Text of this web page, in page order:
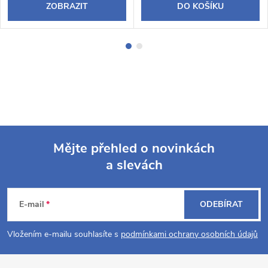
ZOBRAZIT DO KOŠÍKU
p
Mějte přehled o novinkách
a slevách
E-mail
Vložením e-mailu souhlasíte s podmínkami ochrany osobních údajů
ODEBÍRAT